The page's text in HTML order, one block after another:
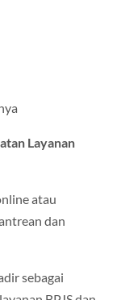
Layanan
atau
dan
sebagai